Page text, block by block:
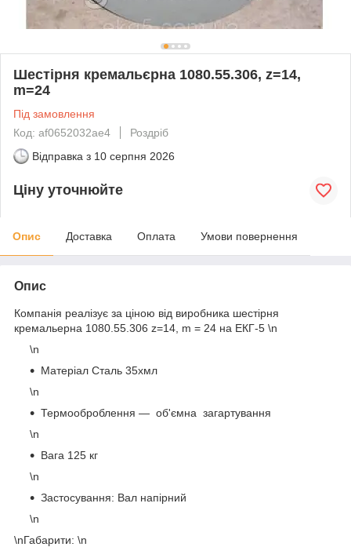
Шестірня кремальєрна 1080.55.306, z=14,
m=24
Під замовлення
Код: af0652032ae4
Роздріб
Відправка з 10 серпня 2026
Ціну уточнюйте
Опис Доставка Оплата Умови повернення
Опис
Компанія реалізує за ціною від виробника шестірня
кремальерна 1080.55.306 z=14, m = 24 на ЕКГ-5 \n
\n
Матеріал Сталь 35хмл
\n
Термооброблення — об'ємна загартування
\n
Вага 125 кг
\n
Застосування: Вал напірний
\n
\nГабарити: \n